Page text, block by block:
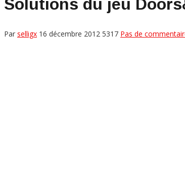
Solutions du jeu
Par selligx 16 décembre 2012 5317 Pas de